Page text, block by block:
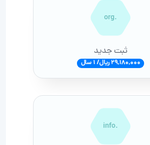
.org
ثبت جدید
29,180,000 ریال/ 1 سال
.info